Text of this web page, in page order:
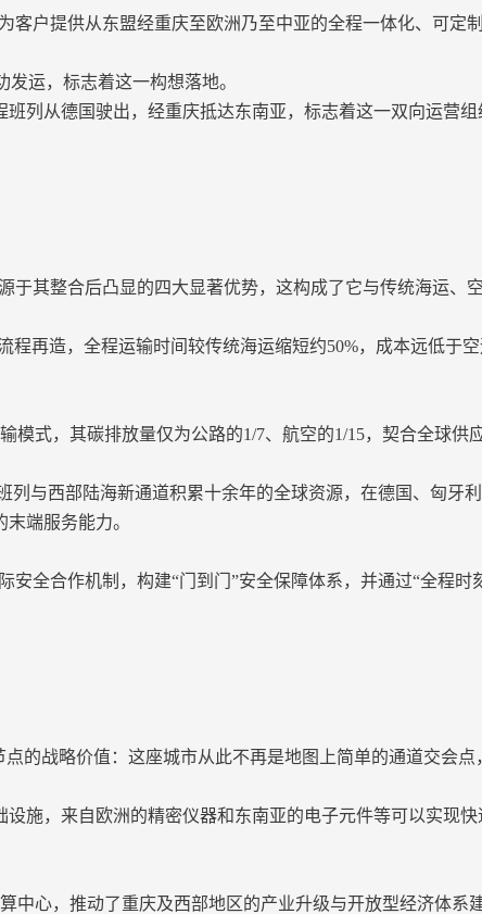
客户提供从东盟经重庆至欧洲乃至中亚的全程一体化、可定
发运，标志着这一构想落地。
从德国驶出，经重庆抵达东南亚，标志着这一双向运营组
于其整合后凸显的四大显著优势，这构成了它与传统海运
程再造，全程运输时间较传统海运缩短约50%，成本远低于
模式，其碳排放量仅为公路的1/7、航空的1/15，契合全球供
与西部陆海新通道积累十余年的全球资源，在德国、匈牙
端服务能力。
安全合作机制，构建“门到门”安全保障体系，并通过“全程
的战略价值：这座城市从此不再是地图上简单的通道交会
施，来自欧洲的精密仪器和东南亚的电子元件等可以实现
中心，推动了重庆及西部地区的产业升级与开放型经济体系